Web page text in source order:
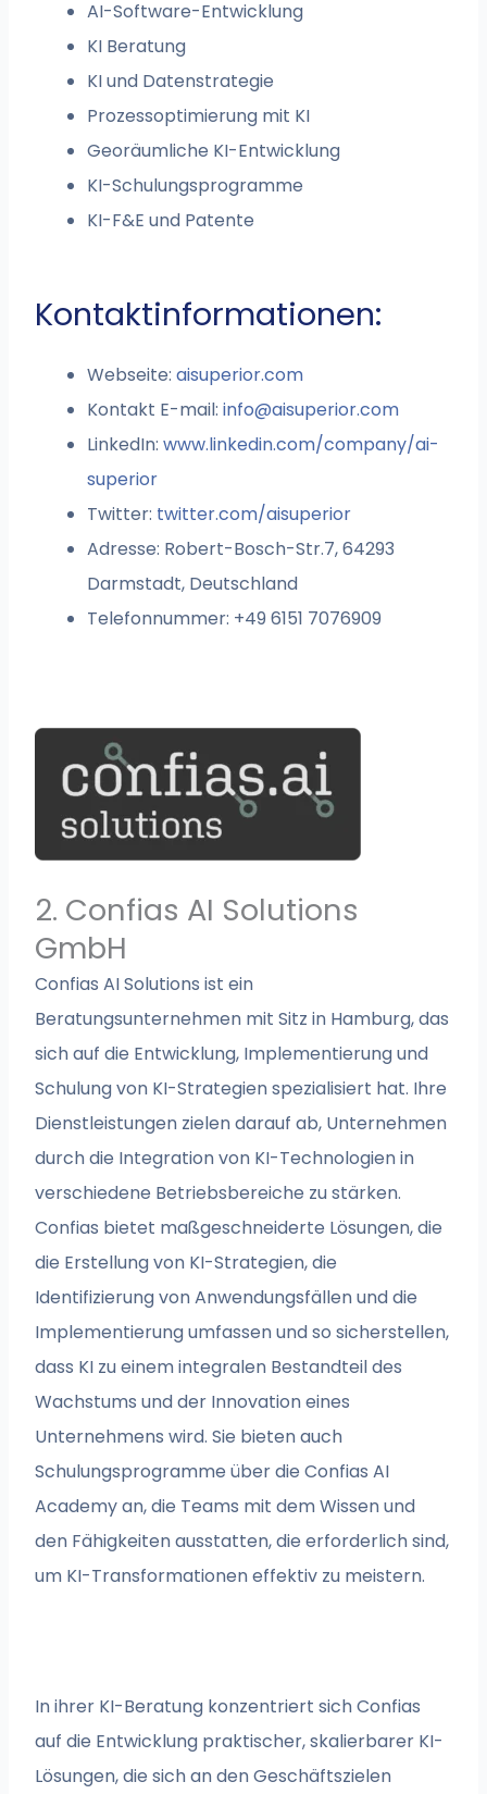
AI-Software-Entwicklung
KI Beratung
KI und Datenstrategie
Prozessoptimierung mit KI
Georäumliche KI-Entwicklung
KI-Schulungsprogramme
KI-F&E und Patente
Kontaktinformationen:
Webseite:aisuperior.com
Kontakt E-mail:info@aisuperior.com
LinkedIn:www.linkedin.com/company/ai-
superior
Twitter: twitter.com/aisuperior
Adresse: Robert-Bosch-Str.7, 64293
Darmstadt, Deutschland
Telefonnummer: +49 6151 7076909
2. Confias AI Solutions
GmbH
Confias AI Solutions ist ein
Beratungsunternehmen mit Sitz in Hamburg, das
sich auf die Entwicklung, Implementierung und
Schulung von KI-Strategien spezialisiert hat. Ihre
Dienstleistungen zielen darauf ab, Unternehmen
durch die Integration von KI-Technologien in
verschiedene Betriebsbereiche zu stärken.
Confias bietet maßgeschneiderte Lösungen, die
die Erstellung von KI-Strategien, die
Identifizierung von Anwendungsfällen und die
Implementierung umfassen und so sicherstellen,
dass KI zu einem integralen Bestandteil des
Wachstums und der Innovation eines
Unternehmens wird. Sie bieten auch
Schulungsprogramme über die Confias AI
Academy an, die Teams mit dem Wissen und
den Fähigkeiten ausstatten, die erforderlich sind,
um KI-Transformationen effektiv zu meistern.
In ihrer KI-Beratung konzentriert sich Confias
auf die Entwicklung praktischer, skalierbarer KI-
Lösungen, die sich an den Geschäftszielen